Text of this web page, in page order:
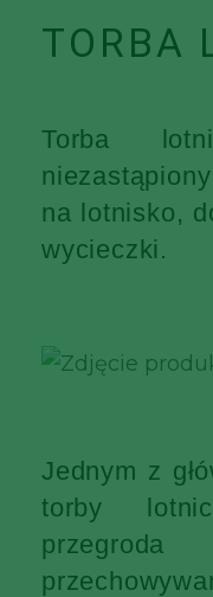
TORBA
Torba
na lotnisko,
wycieczki.
Jednym z
torby
przegroda